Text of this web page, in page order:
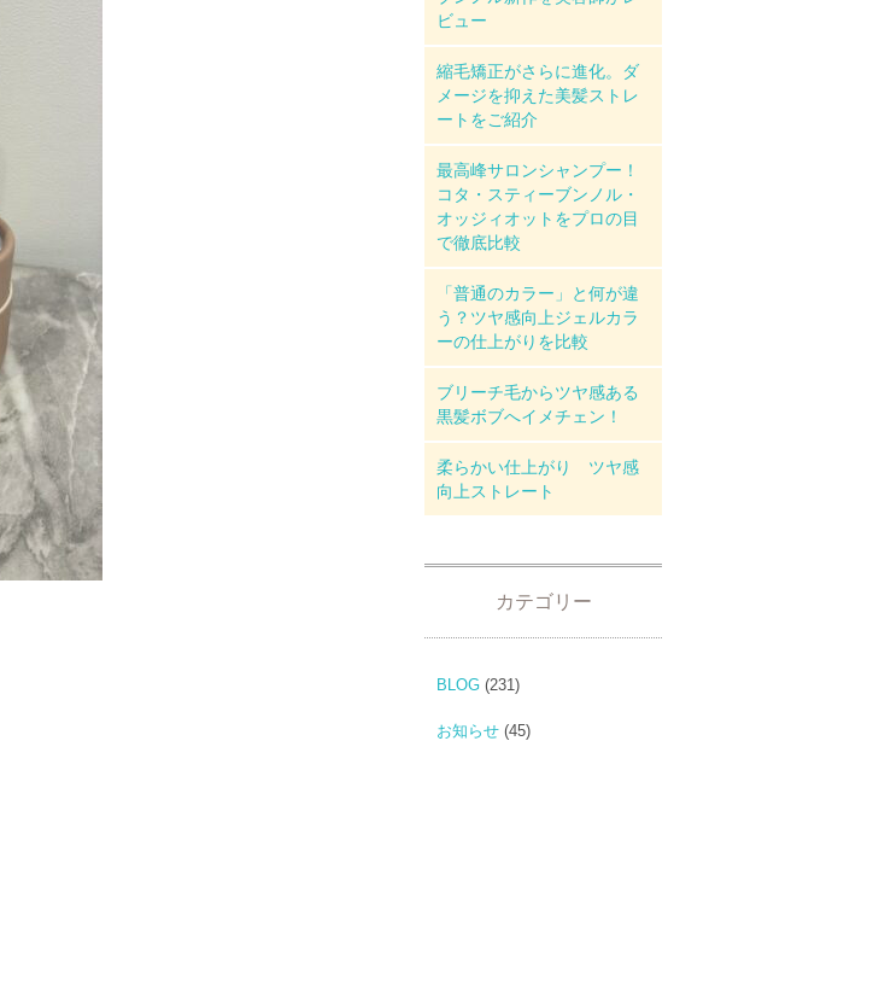
ビュー
縮毛矯正がさらに進化。ダ
メージを抑えた美髪ストレ
ートをご紹介
最高峰サロンシャンプー！
コタ・スティーブンノル・
オッジィオットをプロの目
で徹底比較
「普通のカラー」と何が違
う？ツヤ感向上ジェルカラ
ーの仕上がりを比較
ブリーチ毛からツヤ感ある
黒髪ボブへイメチェン！
柔らかい仕上がり ツヤ感
向上ストレート
カテゴリー
BLOG (231)
お知らせ (45)